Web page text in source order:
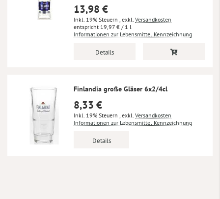
13,98 €
Inkl. 19% Steuern exkl. Versandkosten
19,97 € / 1 l
Informationen zur Lebensmittel Kennzeichnung
Details
Finlandia große Gläser 6x2/4cl
8,33 €
Inkl. 19% Steuern exkl. Versandkosten
Informationen zur Lebensmittel Kennzeichnung
Details